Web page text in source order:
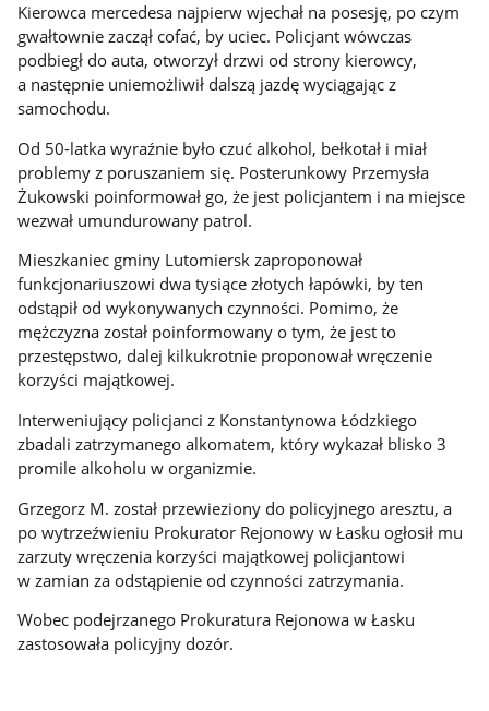
Kierowca mercedesa najpierw wjechał na posesję, po czym
gwałtownie zaczął cofać, by uciec. Policjant wówczas
podbiegł do auta, otworzył drzwi od strony kierowcy,
a następnie uniemożliwił dalszą jazdę wyciągając z
samochodu.
Od 50-latka wyraźnie było czuć alkohol, bełkotał i miał
problemy z poruszaniem się. Posterunkowy Przemysła
Żukowski poinformował go, że jest policjantem i na miejsce
wezwał umundurowany patrol.
Mieszkaniec gminy Lutomiersk zaproponował
funkcjonariuszowi dwa tysiące złotych łapówki, by ten
odstąpił od wykonywanych czynności. Pomimo, że
mężczyzna został poinformowany o tym, że jest to
przestępstwo, dalej kilkukrotnie proponował wręczenie
korzyści majątkowej.
Interweniujący policjanci z Konstantynowa Łódzkiego
zbadali zatrzymanego alkomatem, który wykazał blisko 3
promile alkoholu w organizmie.
Grzegorz M. został przewieziony do policyjnego aresztu, a
po wytrzeźwieniu Prokurator Rejonowy w Łasku ogłosił mu
zarzuty wręczenia korzyści majątkowej policjantowi
w zamian za odstąpienie od czynności zatrzymania.
Wobec podejrzanego Prokuratura Rejonowa w Łasku
zastosowała policyjny dozór.